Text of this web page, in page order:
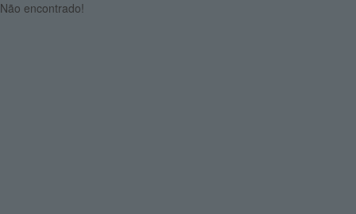
Não encontrado!